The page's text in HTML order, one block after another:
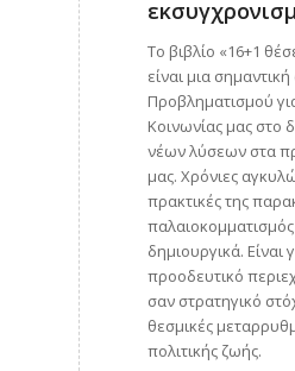
Το βιβλίο «16+1
είναι μια
Προβληματισμού
Κοινωνίας μας στο
νέων λύσεων στα
μας. Χρόνιες
πρακτικές της
δημιουργικά. Είναι
προοδευτικό
σαν στρατηγικό
θεσμικές
πολιτικής ζωής.